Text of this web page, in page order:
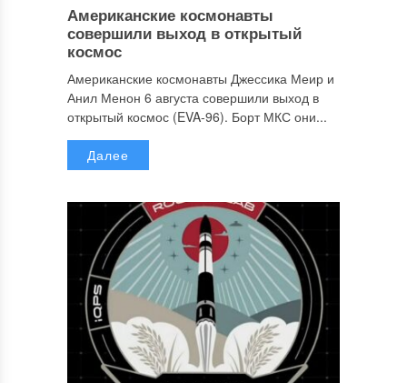
Американские космонавты
совершили выход в открытый
космос
Американские космонавты Джессика Меир и
Анил Менон 6 августа совершили выход в
открытый космос (EVA-96). Борт МКС они...
Далее